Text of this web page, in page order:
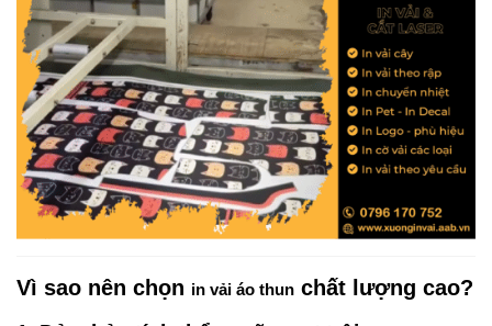
Vì sao nên chọn in vải áo thun chất lượng cao?